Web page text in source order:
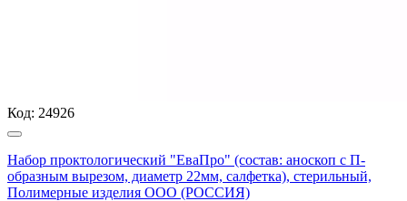
Код: 24926
Набор проктологический "ЕваПро" (состав: аноскоп с П-
образным вырезом, диаметр 22мм, салфетка), стерильный,
Полимерные изделия OOO (РОССИЯ)